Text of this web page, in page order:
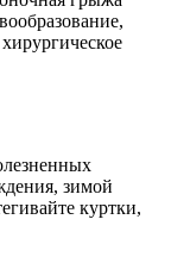
зимой
куртки,